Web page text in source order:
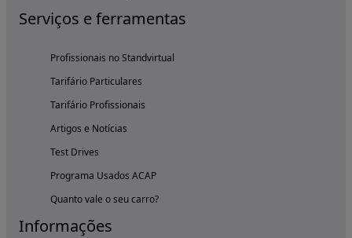
Serviços e ferramentas
Profissionais no Standvirtual
Tarifário Particulares
Tarifário Profissionais
Artigos e Notícias
Test Drives
Programa Usados ACAP
Quanto vale o seu carro?
Informações